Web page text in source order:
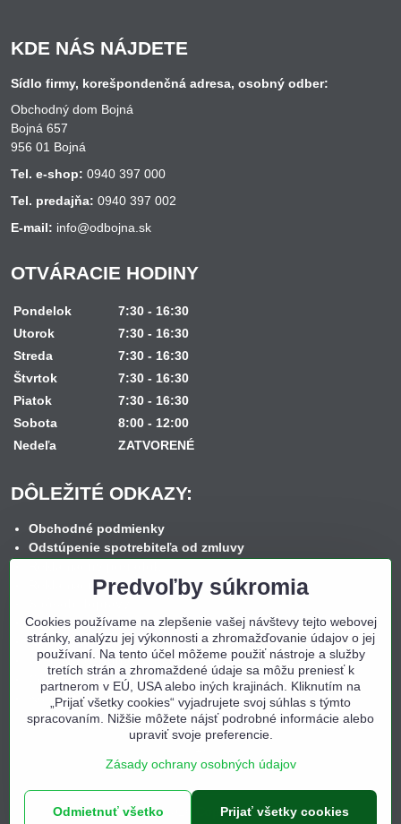
KDE NÁS NÁJDETE
Sídlo firmy, korešpondenčná adresa, osobný odber:
Obchodný dom Bojná
Bojná 657
956 01 Bojná
Tel. e-shop: 0940 397 000
Tel. predajňa: 0940 397 002
E-mail: info@odbojna.sk
OTVÁRACIE HODINY
Pondelok
7:30 - 16:30
Utorok
7:30 - 16:30
Streda
7:30 - 16:30
Štvrtok
7:30 - 16:30
Piatok
7:30 - 16:30
Sobota
8:00 - 12:00
Nedeľa
ZATVORENÉ
DÔLEŽITÉ ODKAZY:
Obchodné podmienky
Odstúpenie spotrebiteľa od zmluvy
Reklamačný formulár
Spôsob platby
Nákup na splátky
Ochrana osobných údajov
Cookies
Kontakt
©
Copyright
Predvoľby súkromia
Cookies používame na zlepšenie vašej návštevy tejto webovej
stránky, analýzu jej výkonnosti a zhromažďovanie údajov o jej
používaní. Na tento účel môžeme použiť nástroje a služby
tretích strán a zhromaždené údaje sa môžu preniesť k
partnerom v EÚ, USA alebo iných krajinách. Kliknutím na
„Prijať všetky cookies“ vyjadrujete svoj súhlas s týmto
spracovaním. Nižšie môžete nájsť podrobné informácie alebo
upraviť svoje preferencie.
Zásady ochrany osobných údajov
Prijať všetky cookies
Odmietnuť všetko